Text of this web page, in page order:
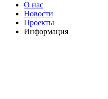
О нас
Новости
Проекты
Информация